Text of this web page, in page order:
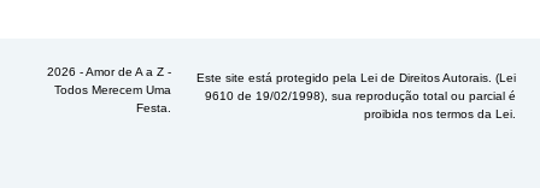
2026 - Amor de A a Z -
Todos Merecem Uma
Festa.
Este site está protegido pela Lei de Direitos Autorais. (Lei
9610 de 19/02/1998), sua reprodução total ou parcial é
proibida nos termos da Lei.